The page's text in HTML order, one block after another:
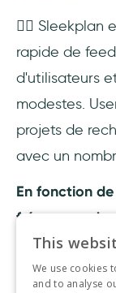
👉🏻
rapide de
d'utilisateurs
modestes.
projets de
avec un
En fonction
fréquence, de
vous pouvez
This
We use cookies
and to analyse